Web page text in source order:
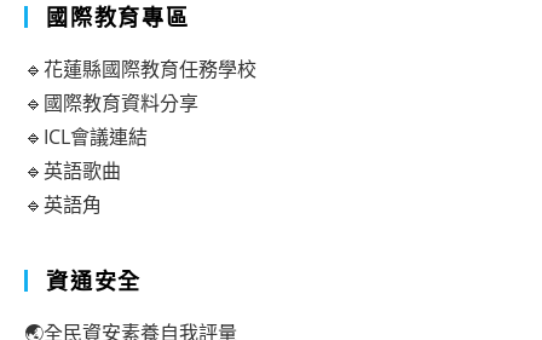
國際教育專區
🔹花蓮縣國際教育任務學校
🔹國際教育資料分享
🔹ICL會議連結
🔹英語歌曲
🔹英語角
資通安全
🌏全民資安素養自我評量